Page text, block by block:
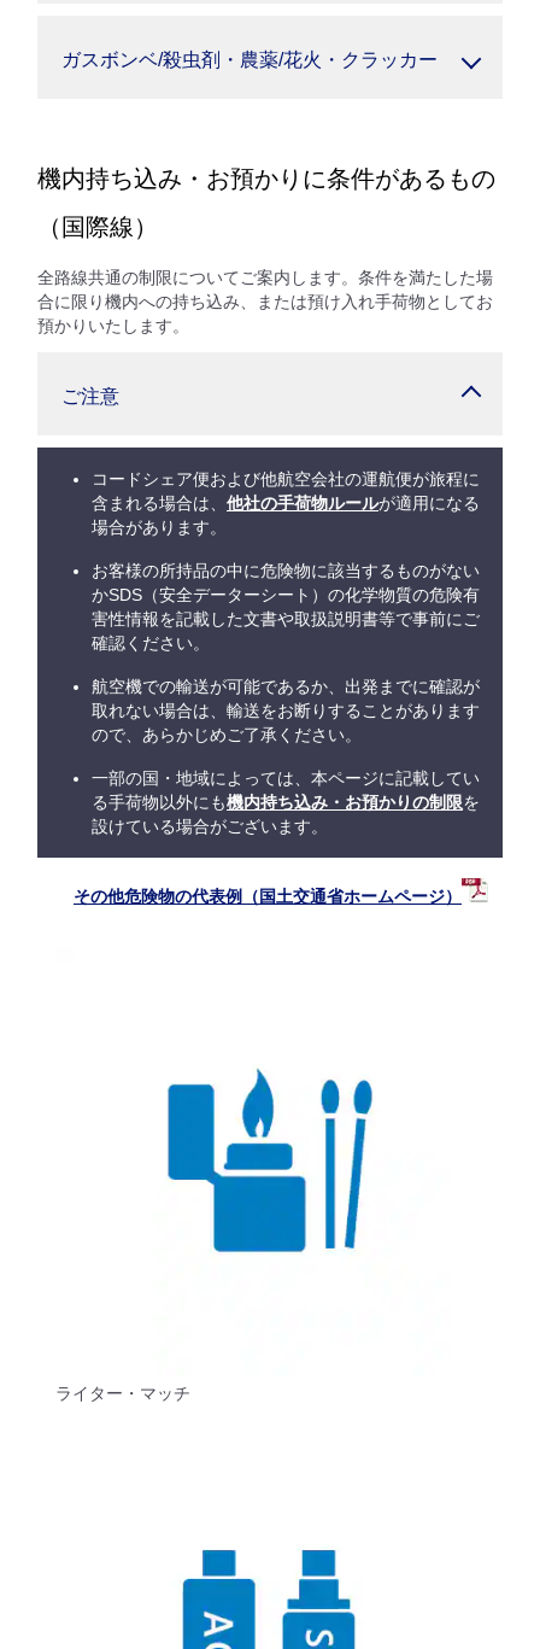
ガスボンベ/殺虫剤・農薬/花火・クラッカー
機内持ち込み・お預かりに条件があるもの
（国際線）
全路線共通の制限についてご案内します。条件を満たした場
合に限り機内への持ち込み、または預け入れ手荷物としてお
預かりいたします。
ご注意
コードシェア便および他航空会社の運航便が旅程に
含まれる場合は、 他社の手荷物ルールが適用になる
場合があります。
お客様の所持品の中に危険物に該当するものがない
かSDS（安全データーシート）の化学物質の危険有
害性情報を記載した文書や取扱説明書等で事前にご
確認ください。
航空機での輸送が可能であるか、出発までに確認が
取れない場合は、輸送をお断りすることがあります
ので、あらかじめご了承ください。
一部の国・地域によっては、本ページに記載してい
る手荷物以外にも機内持ち込み・お預かりの制限を
設けている場合がございます。
その他危険物の代表例（国土交通省ホームページ）
ライター・マッチ